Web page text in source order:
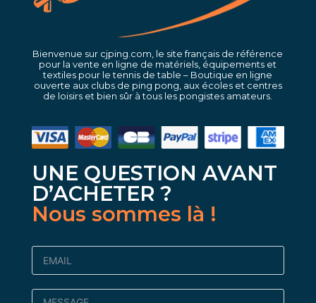
Bienvenue sur cjping.com, le site français de référence
pour la vente en ligne de matériels, équipements et
textiles pour le tennis de table – Boutique en ligne
ouverte aux clubs de ping pong, aux écoles et centres
de loisirs et bien sûr à tous les pongistes amateurs.
UNE QUESTION AVANT
D’ACHETER ?
Nous sommes là !